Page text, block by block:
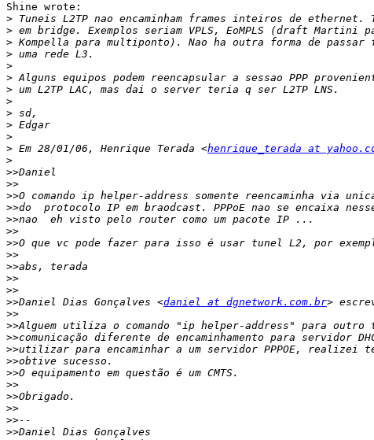
Shine wrote:
>
>
>
>
>
>
>
>
>
>
>
> Em 28/01/06, Henrique Terada <henrique_terada at
>
>>
>>
>>
>>
>>
>>
>>
>>
>>
>>
>>
>>Daniel Dias Gonçalves <daniel at dgnetwork.com.br
>>
>>
>>
>>
>>
>>
>>
>>
>>
>>
>>